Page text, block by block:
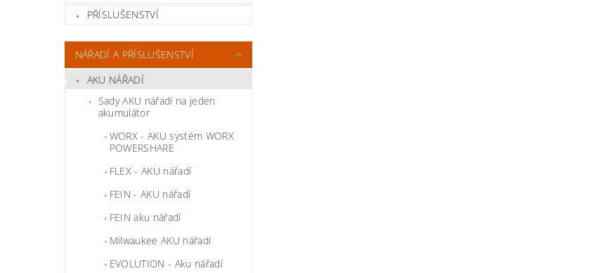
PŘÍSLUŠENSTVÍ
NÁŘADÍ A PŘÍSLUŠENSTVÍ
AKU NÁŘADÍ
Sady AKU nářadí na jeden
akumulátor
WORX - AKU systém WORX
POWERSHARE
FLEX - AKU nářadí
FEIN - AKU nářadí
FEIN aku nářadí
Milwaukee AKU nářadí
EVOLUTION - Aku nářadí